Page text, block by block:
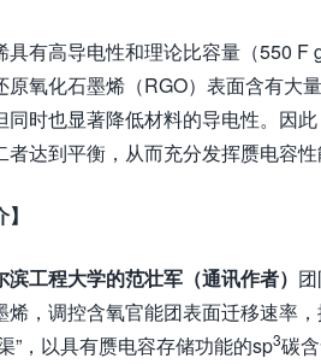
具有高导电性和理论比容量（550 F
原氧化石墨烯（RGO）表面含有大
同时也显著降低材料的导电性。因
者达到平衡，从而充分发挥赝电容性
滨工程大学的范壮军（通讯作者）
烯，调控含氧官能团表面迁移速率
”，以具有赝电容存储功能的sp3碳